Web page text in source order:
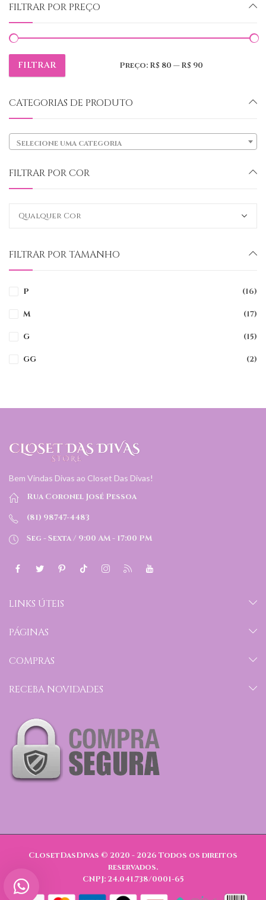
FILTRAR POR PREÇO
Preço
Preço
FILTRAR Preço: R$ 80 —R$ 90
CATEGORIAS DE PRODUTO
Selecione uma categoria
FILTRAR POR COR
FILTRAR POR TAMANHO
P (16)
M (17)
G (15)
GG (2)
Bem Vindas Divas ao Closet Das Divas!
Rua Coronel José Pessoa
(81) 98747-4483
Seg - Sexta / 9:00 AM - 17:00 PM
LINKS ÚTEIS
PÁGINAS
COMPRAS
RECEBA NOVIDADES
ClosetDasDivas © 2020 - 2026 Todos os direitos
reservados.
CNPJ: 24.041.738/0001-65